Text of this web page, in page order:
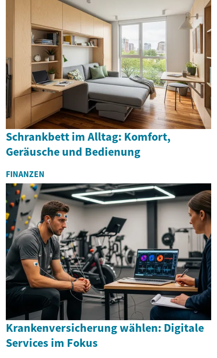
Schrankbett im Alltag: Komfort,
Geräusche und Bedienung
FINANZEN
Krankenversicherung wählen: Digitale
Services im Fokus